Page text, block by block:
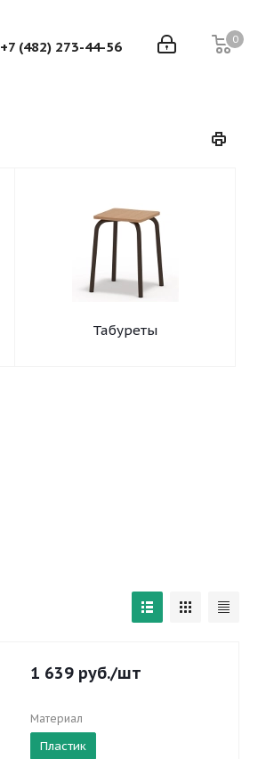
0
+7 (482) 273-44-56
Табуреты
1 639 руб./шт
Материал
Пластик